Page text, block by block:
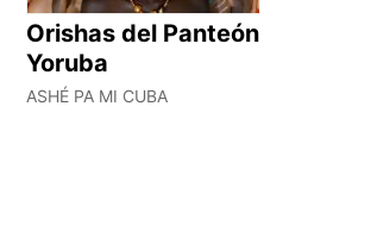
Orishas del Panteón
Yoruba
ASHÉ PA MI CUBA